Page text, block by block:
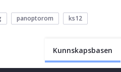
Kunnskapsbasen
panoptorom ks12